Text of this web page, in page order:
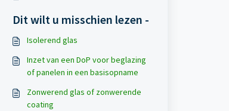
Dit wilt u misschien lezen -
Isolerend glas
Inzet van een DoP voor beglazing
of panelen in een basisopname
Zonwerend glas of zonwerende
coating